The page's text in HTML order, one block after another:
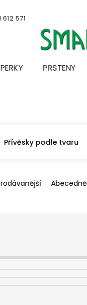
571
PRSTENY
Přívěsky podle tvaru
Abecedně